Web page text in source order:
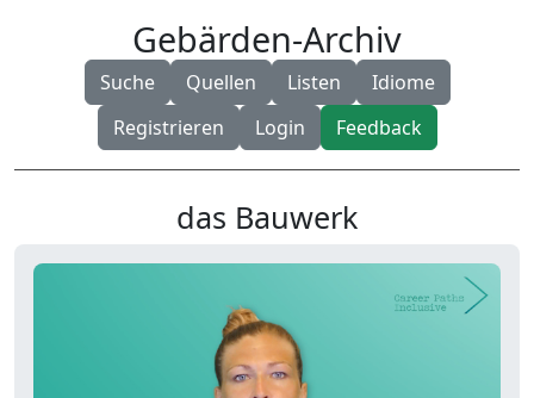
Gebärden-Archiv
Suche Quellen Listen
Idiome
Registrieren
Login Feedback
das Bauwerk